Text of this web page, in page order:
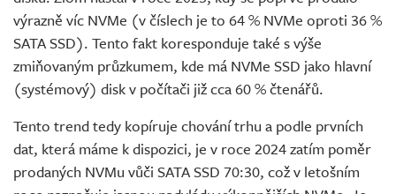
výrazně víc NVMe (v číslech je to 64 % NVMe oproti 36 %
SATA SSD). Tento fakt koresponduje také s výše
zmiňovaným průzkumem, kde má NVMe SSD jako hlavní
(systémový) disk v počítači již cca 60 % čtenářů.
Tento trend tedy kopíruje chování trhu a podle prvních
dat, která máme k dispozici, je v roce 2024 zatím poměr
prodaných NVMu vůči SATA SSD 70:30, což v letošním